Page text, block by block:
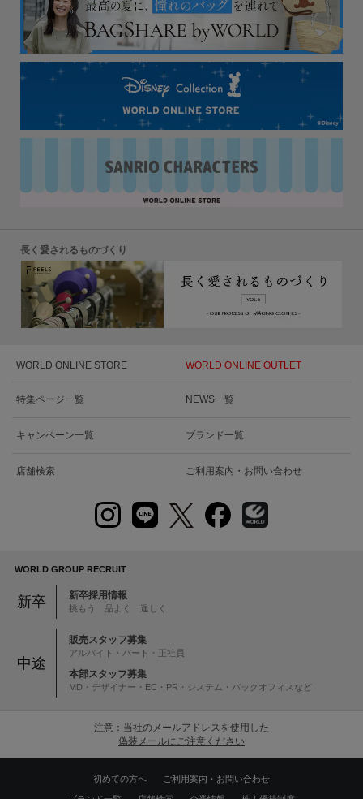
長く愛されるものづくり
WORLD ONLINE STORE WORLD ONLINE OUTLET
特集ページ一覧 NEWS一覧
キャンペーン一覧 ブランド一覧
店舗検索 ご利用案内・お問い合わせ
WORLD GROUP RECRUIT
新卒 新卒採用情報
挑もう 品よく 逞しく
中途
販売スタッフ募集
アルバイト・パート・正社員
本部スタッフ募集
MD・デザイナー・EC・PR・システム・バックオフィスなど
注意：当社のメールアドレスを使用した
偽装メールにご注意ください
初めての方へ ご利用案内・お問い合わせ